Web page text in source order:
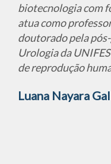
biotecnologia com
atua como
doutorado pela
Urologia da
de reprodução
Luana Nayara